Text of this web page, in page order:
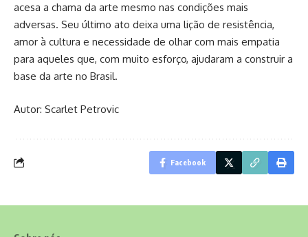
acesa a chama da arte mesmo nas condições mais
adversas. Seu último ato deixa uma lição de resistência,
amor à cultura e necessidade de olhar com mais empatia
para aqueles que, com muito esforço, ajudaram a construir a
base da arte no Brasil.
Autor: Scarlet Petrovic
Facebook